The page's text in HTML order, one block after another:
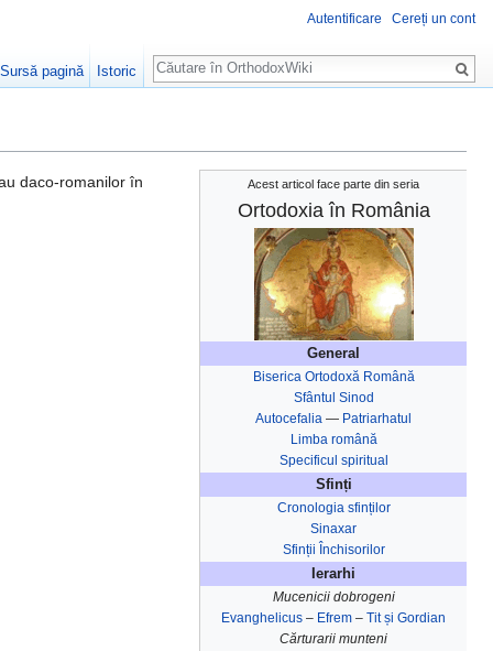
Acest articol face parte din seria
Ortodoxia în România
General
Biserica Ortodoxă Română
Sfântul Sinod
Autocefalia — Patriarhatul
Limba română
Specificul spiritual
Sfinți
Cronologia sfinților
Sinaxar
Sfinții Închisorilor
Ierarhi
Mucenicii dobrogeni
Evanghelicus – Efrem – Tit și Gordian
Cărturarii munteni
daco-romanilor în
Autentificare Cereți un cont
Sursă pagină Istoric
Căutare